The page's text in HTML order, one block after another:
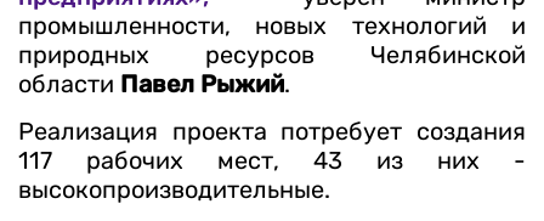
промышленности, новых технологий и
природных ресурсов Челябинской
области Павел Рыжий.
Реализация проекта потребует создания
117 рабочих мест, 43 из них -
высокопроизводительные.